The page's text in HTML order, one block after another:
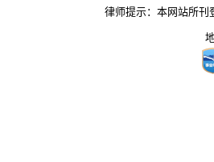
律师提示：本网站所刊